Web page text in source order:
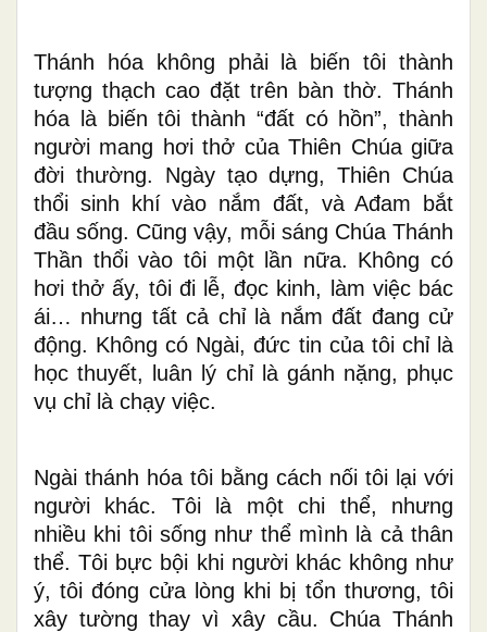
Thánh hóa không phải là biến tôi thành
tượng thạch cao đặt trên bàn thờ. Thánh
hóa là biến tôi thành “đất có hồn”, thành
người mang hơi thở của Thiên Chúa giữa
đời thường. Ngày tạo dựng, Thiên Chúa
thổi sinh khí vào nắm đất, và Ađam bắt
đầu sống. Cũng vậy, mỗi sáng Chúa Thánh
Thần thổi vào tôi một lần nữa. Không có
hơi thở ấy, tôi đi lễ, đọc kinh, làm việc bác
ái… nhưng tất cả chỉ là nắm đất đang cử
động. Không có Ngài, đức tin của tôi chỉ là
học thuyết, luân lý chỉ là gánh nặng, phục
vụ chỉ là chạy việc.
Ngài thánh hóa tôi bằng cách nối tôi lại với
người khác. Tôi là một chi thể, nhưng
nhiều khi tôi sống như thể mình là cả thân
thể. Tôi bực bội khi người khác không như
ý, tôi đóng cửa lòng khi bị tổn thương, tôi
xây tường thay vì xây cầu. Chúa Thánh